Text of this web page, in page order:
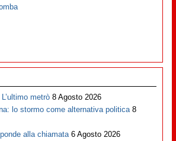
metrò 8 Agosto 2026
lo stormo come alternativa politica 8
alla chiamata 6 Agosto 2026